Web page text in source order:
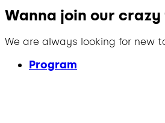
Wanna join our crazy
We are always looking for new
Program